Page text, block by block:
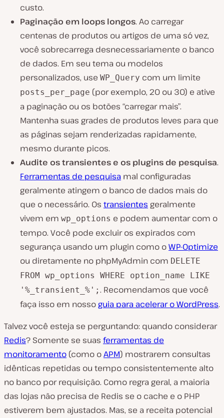
custo.
Paginação em loops longos. Ao carregar
centenas de produtos ou artigos de uma só vez,
você sobrecarrega desnecessariamente o banco
de dados. Em seu tema ou modelos
personalizados, use WP_Query com um limite
posts_per_page (por exemplo, 20 ou 30) e ative
a paginação ou os botões “carregar mais”.
Mantenha suas grades de produtos leves para que
as páginas sejam renderizadas rapidamente,
mesmo durante picos.
Audite os transientes e os plugins de pesquisa.
Ferramentas de pesquisa mal configuradas
geralmente atingem o banco de dados mais do
que o necessário. Os transientes geralmente
vivem em wp_options e podem aumentar com o
tempo. Você pode excluir os expirados com
segurança usando um plugin como oWP-Optimize
ou diretamente no phpMyAdmin com DELETE
FROM wp_options WHERE option_name LIKE
'%_transient_%'; . Recomendamos que você
faça isso em nossoguia para acelerar o WordPress.
Talvez você esteja se perguntando: quando considerar
Redis? Somente se suas ferramentas de
monitoramento (como oAPM) mostrarem consultas
idênticas repetidas ou tempo consistentemente alto
no banco por requisição. Como regra geral, a maioria
das lojas não precisa de Redis se o cache e o PHP
estiverem bem ajustados. Mas, se a receita potencial